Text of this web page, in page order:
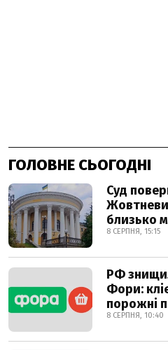
ГОЛОВНЕ СЬОГОДНІ
Суд
близько
8 СЕРПНЯ, 15:15
РФ
Фори:
порожні
8 СЕРПНЯ, 10:40